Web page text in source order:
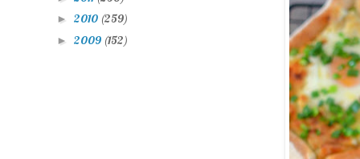
► 2010 (259)
► 2009 (152)